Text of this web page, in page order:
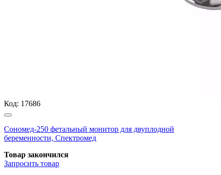
Код: 17686
Сономед-250 фетальный монитор для двуплодной
беременности, Спектромед
Товар закончился
Запросить товар